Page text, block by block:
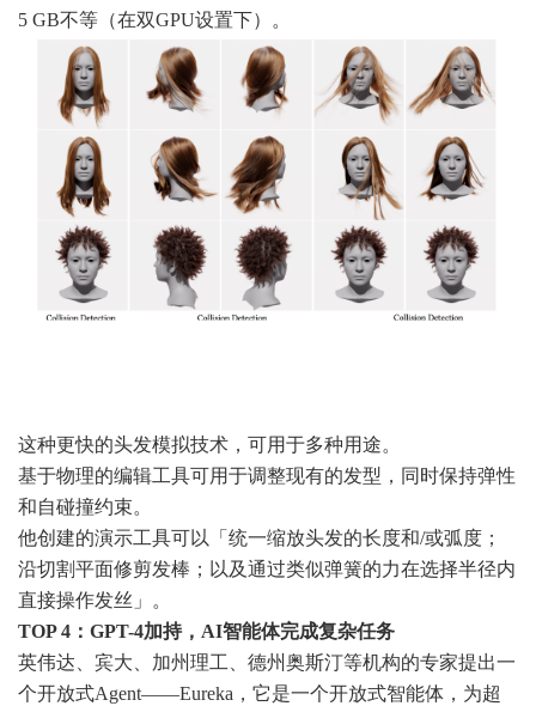
5 GB不等（在双GPU设置下）。
这种更快的头发模拟技术，可用于多种用途。
基于物理的编辑工具可用于调整现有的发型，同时保持弹性
和自碰撞约束。
他创建的演示工具可以「统一缩放头发的长度和/或弧度；
沿切割平面修剪发棒；以及通过类似弹簧的力在选择半径内
直接操作发丝」。
TOP 4：GPT-4加持，AI智能体完成复杂任务
英伟达、宾大、加州理工、德州奥斯汀等机构的专家提出一
个开放式Agent——Eureka，它是一个开放式智能体，为超